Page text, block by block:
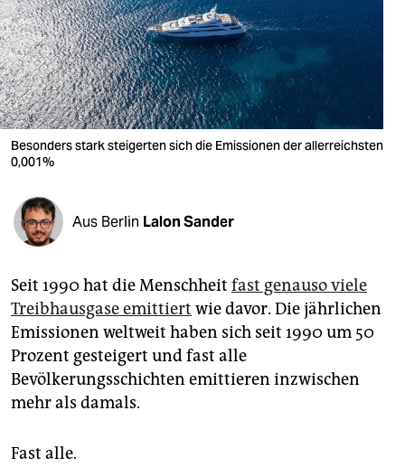
berlin
nord
wahrheit
verlag
verlag
veranstaltungen
shop
unterstützen
abo
genossenschaft
epaper login
Besonders stark steigerten sich die Emissionen der allerreichsten
0,001%
Aus Berlin Lalon Sander
Seit 1990 hat die Menschheit fast genauso viele
Treibhausgase emittiert wie davor. Die jährlichen
Emissionen weltweit haben sich seit 1990 um 50
Prozent gesteigert und fast alle
Bevölkerungsschichten emittieren inzwischen
mehr als damals.
Fast alle.